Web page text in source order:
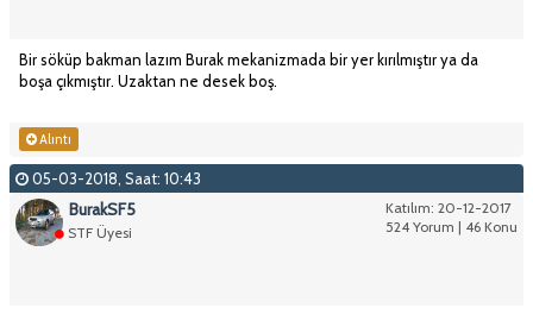
Bir söküp bakman lazım Burak mekanizmada bir yer kırılmıştır ya da
boşa çıkmıştır. Uzaktan ne desek boş.
Alıntı
05-03-2018, Saat: 10:43
Katılım: 20-12-2017
524 Yorum | 46 Konu
BurakSF5
STF Üyesi